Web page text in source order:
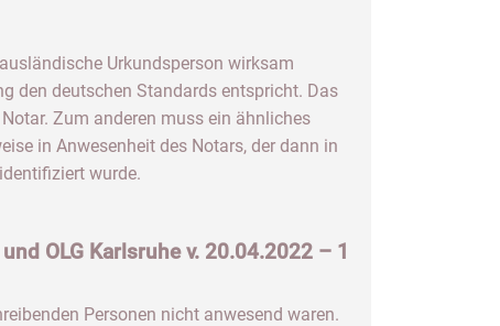
Urkundsperson wirksam
den deutschen Standards entspricht. Das
Zum anderen muss ein ähnliches
in Anwesenheit des Notars, der dann in
wurde.
OLG Karlsruhe v. 20.04.2022 – 1
Personen nicht anwesend waren.